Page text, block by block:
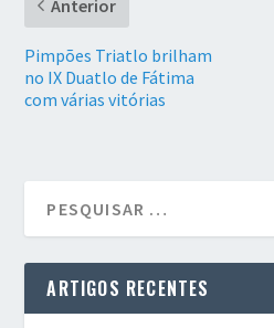
Anterior
Pimpões Triatlo brilham
no IX Duatlo de Fátima
com várias vitórias
ARTIGOS RECENTES